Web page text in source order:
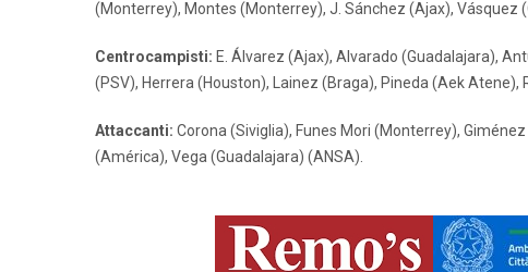
(Monterrey), Montes (Monterrey), J. Sánchez (Ajax), Vásquez
Centrocampisti: E. Álvarez (Ajax), Alvarado (Guadalajara),
(PSV), Herrera (Houston), Lainez (Braga), Pineda (Aek
Attaccanti: Corona (Siviglia), Funes Mori (Monterrey),
(América), Vega (Guadalajara) (ANSA).